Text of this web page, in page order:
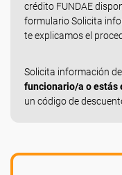
crédito FUNDAE
formulario Solicita
te explicamos el
Solicita información
funcionario/a o estás
un código de